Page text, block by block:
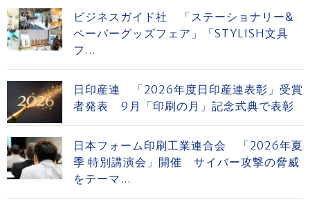
ビジネスガイド社 「ステーショナリー&
ペーパーグッズフェア」「STYLISH文具
フ...
日印産連 「2026年度日印産連表彰」受賞
者発表 9月「印刷の月」記念式典で表彰
日本フォーム印刷工業連合会 「2026年夏
季 特別講演会」開催 サイバー攻撃の脅威
をテーマ...